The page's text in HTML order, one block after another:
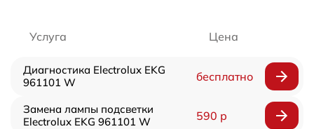
Услуга Цена
Диагностика Electrolux EKG
961101 W
бесплатно
Замена лампы подсветки
Electrolux EKG 961101 W
590 р